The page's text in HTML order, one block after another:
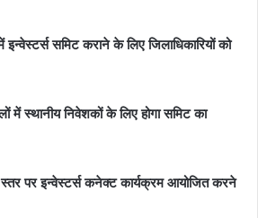
समिट कराने के लिए जिलाधिकारियों को
स्थानीय निवेशकों के लिए होगा समिट का
पर इन्वेस्टर्स कनेक्ट कार्यक्रम आयोजित करने